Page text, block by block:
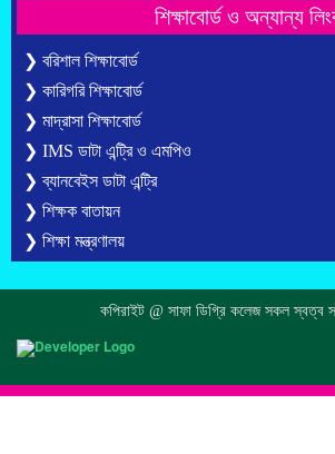
শিক্ষাবোর্ড ও অন্যান্য
❯ বরিশাল শিক্ষাবোর্ড
❯ কারিগরি শিক্ষাবোর্ড
❯ মাদ্রাসা শিক্ষাবোর্ড
❯ IMS ডাটা এন্ট্রি ও এমপিও
❯ ব্যানবেইস ডাটা এন্ট্রি
❯ শিক্ষক বাতায়ন
❯ শিক্ষা মন্ত্রণালয়
কপিরাইট @ সাফা ডিগ্রি কলেজ সকল স্বত্ব